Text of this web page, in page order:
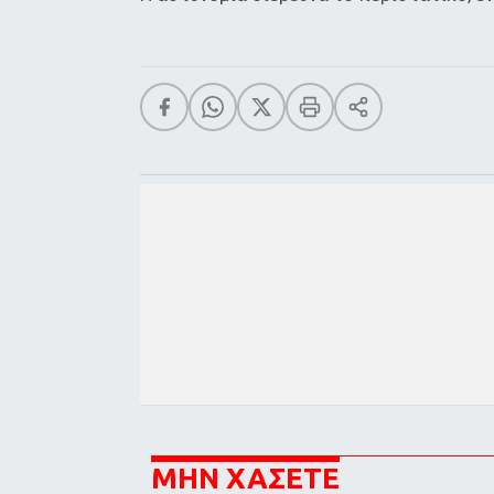
ΜΗΝ ΧΑΣΕΤΕ